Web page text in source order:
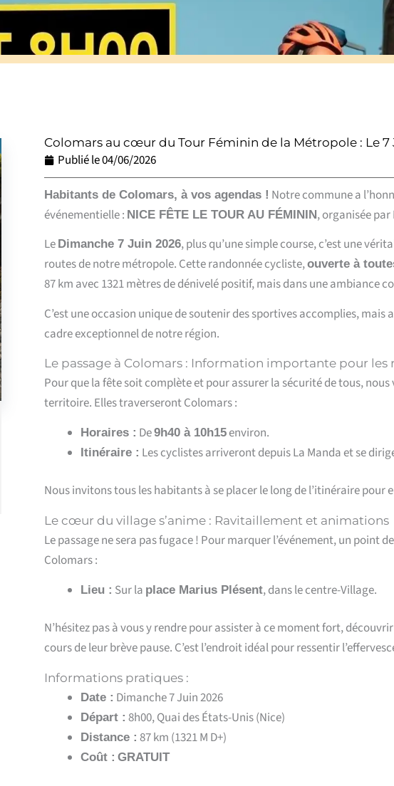
Colomars au cœur du Tour Féminin de la Métropole : Le
Publié le04/06/2026
Habitants de Colomars, à vos agendas ! Notre commune a
événementielle : NICE FÊTE LE TOUR AU FÉMININ,organisée par
Le Dimanche 7 Juin 2026,plus qu’une simple course,c’est une
routes de notre métropole. Cette randonnée cycliste,ouverte à
87 km avec 1321 mètres de dénivelé positif,mais dans une ambiance
C’est une occasion unique de soutenir des sportives accomplies,mais
cadre exceptionnel de notre région.
Le passage à Colomars : Information importante pour les
Pour que la fête soit complète et pour assurer la sécurité de tous,nous
territoire. Elles traverseront Colomars :
Horaires : De9h40 à 10h15environ.
Itinéraire : Les cyclistes arriveront depuis La Manda et se
Nous invitons tous les habitants à se placer le long de l’itinéraire
Le cœur du village s’anime : Ravitaillement et animations
Le passage ne sera pas fugace ! Pour marquer l’événement,un point de
Colomars :
Lieu : Sur la place Marius Plésent,dans le centre-Village.
N’hésitez pas à vous y rendre pour assister à ce moment fort,
cours de leur brève pause. C’est l’endroit idéal pour ressentir
Informations pratiques :
Date : Dimanche 7 Juin 2026
Départ : 8h00,Quai des États-Unis (Nice)
Distance : 87 km (1321 M D+)
Coût : GRATUIT